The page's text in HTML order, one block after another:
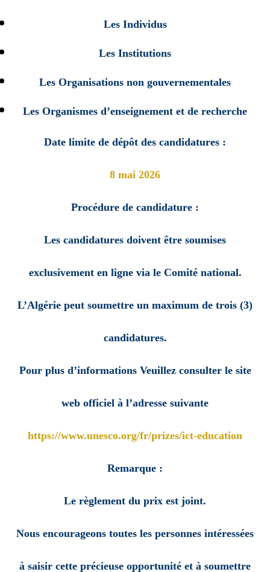
Les Individus
Les Institutions
Les Organisations non gouvernementales
Les Organismes d’enseignement et de recherche
Date limite de dépôt des candidatures :
8 mai 2026
Procédure de candidature :
Les candidatures doivent être soumises
exclusivement en ligne via le Comité national.
L’Algérie peut soumettre un maximum de trois (3)
candidatures.
Pour plus d’informations Veuillez consulter le site
web officiel à l’adresse suivante
https://www.unesco.org/fr/prizes/ict-education
Remarque :
Le règlement du prix est joint.
Nous encourageons toutes les personnes intéressées
à saisir cette précieuse opportunité et à soumettre